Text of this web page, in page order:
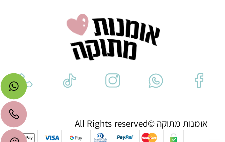
אומנות מתוקה ©All Rights reserved